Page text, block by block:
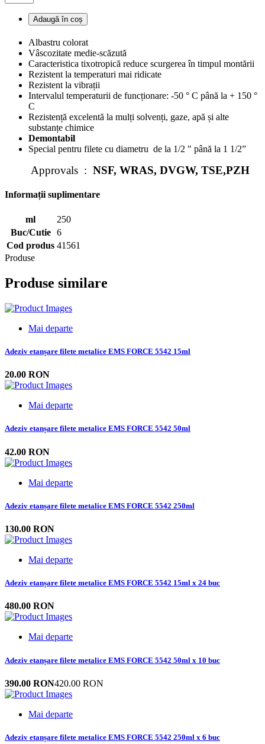
Adaugă în coș
Albastru colorat
Vâscozitate medie-scăzută
Caracteristica tixotropică reduce scurgerea în timpul montării
Rezistent la temperaturi mai ridicate
Rezistent la vibrații
Intervalul temperaturii de funcționare: -50 ° C până la + 150 °
C
Rezistență excelentă la mulți solvenți, gaze, apă și alte
substanțe chimice
Demontabil
Special pentru filete cu diametru de la 1/2 " până la 1 1/2”
Approvals : NSF, WRAS, DVGW, TSE,PZH
Informații suplimentare
ml
250
Buc/Cutie
6
Cod produs 41561
Produse
Produse similare
Mai departe
Adeziv etanșare filete metalice EMS FORCE 5542 15ml
20.00 RON
Mai departe
Adeziv etanșare filete metalice EMS FORCE 5542 50ml
42.00 RON
Mai departe
Adeziv etanșare filete metalice EMS FORCE 5542 250ml
130.00 RON
Mai departe
Adeziv etanșare filete metalice EMS FORCE 5542 15ml x 24 buc
480.00 RON
Mai departe
Adeziv etanșare filete metalice EMS FORCE 5542 50ml x 10 buc
390.00 RON420.00 RON
Mai departe
Adeziv etanșare filete metalice EMS FORCE 5542 250ml x 6 buc